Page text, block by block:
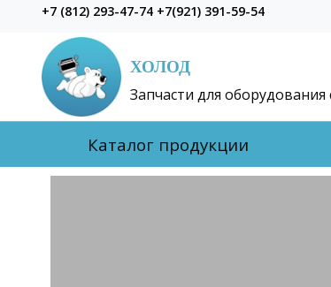
+7 (812) 293-47-74 +7(921) 391-59-54
ХОЛОД
Запчасти для оборудования
Каталог продукции